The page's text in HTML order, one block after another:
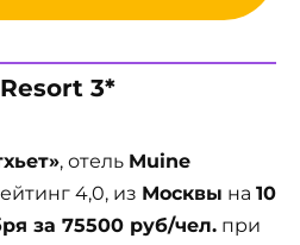
3*
, отель Muine
4,0, из Москвы на 10
за 75500 руб/чел. при